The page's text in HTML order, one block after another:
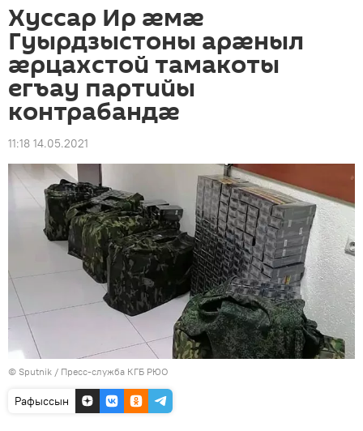
Хуссар Ир ӕмӕ
Гуырдзыстоны арӕныл
ӕрцахстой тамакоты
егъау партийы
контрабандӕ
11:18 14.05.2021
© Sputnik / Пресс-служба КГБ РЮО
Рафыссын